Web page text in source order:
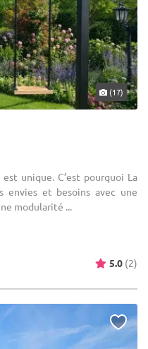
(17)
unique. C’est pourquoi La
envies et besoins avec une
modularité ...
5.0 (2)